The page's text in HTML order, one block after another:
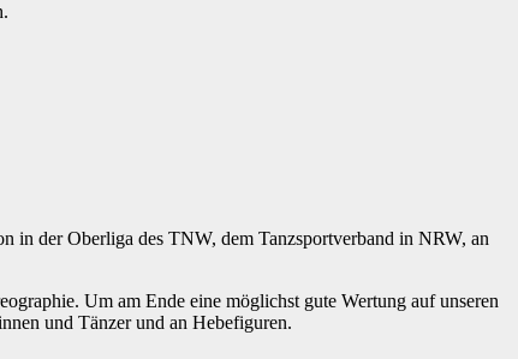
in der Oberliga des TNW, dem Tanzsportverband in NRW, an
Um am Ende eine möglichst gute Wertung auf unseren
und Tänzer und an Hebefiguren.